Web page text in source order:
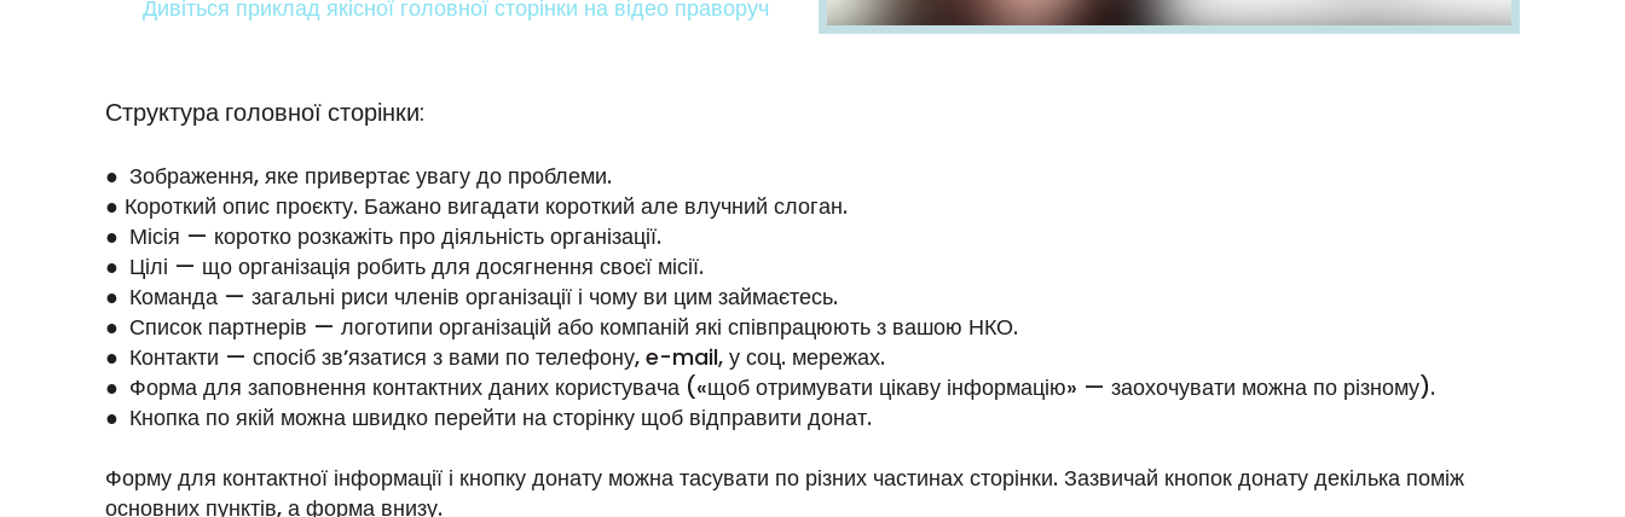
Дивіться приклад якісної головної сторінки на відео праворуч
Структура головної сторінки:
● Зображення, яке привертає увагу до проблеми.
● Короткий опис проєкту. Бажано вигадати короткий але влучний слоган.
● Місія — коротко розкажіть про діяльність організації.
● Цілі — що організація робить для досягнення своєї місії.
● Команда — загальні риси членів організації і чому ви цим займаєтесь.
● Список партнерів — логотипи організацій або компаній які співпрацюють з вашою НКО.
● Контакти — спосіб зв’язатися з вами по телефону, e-mail, у соц. мережах.
● Форма для заповнення контактних даних користувача («щоб отримувати цікаву інформацію» — заохочувати можна по різному).
● Кнопка по якій можна швидко перейти на сторінку щоб відправити донат.
Форму для контактної інформації і кнопку донату можна тасувати по різних частинах сторінки. Зазвичай кнопок донату декілька поміж
основних пунктів, а форма внизу.